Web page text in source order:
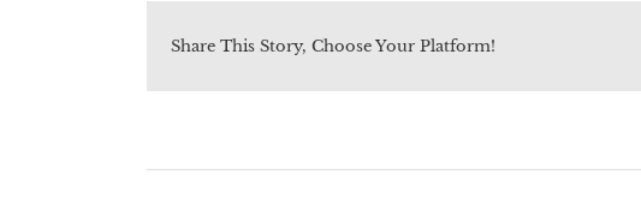
Share This Story, Choose Your Platform!